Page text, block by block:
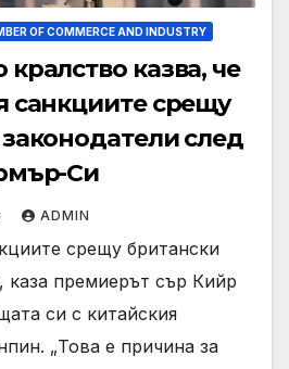
OF COMMERCE AND INDUSTRY
казва, че
санкциите срещу
след
Си
ADMIN
срещу британски
каза премиерът сър Кийр
си с китайския
„Това е причина за